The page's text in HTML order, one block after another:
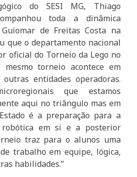
do SESI MG, Thiago
toda a dinâmica
de Freitas Costa na
que o departamento nacional
oficial do Torneio da Lego no
torneio acontece em
entidades operadoras.
que estamos
aqui no triângulo mas em
é a preparação para a
robótica em si e a posterior
traz para o alunos uma
trabalho em equipe, lógica,
habilidades.”